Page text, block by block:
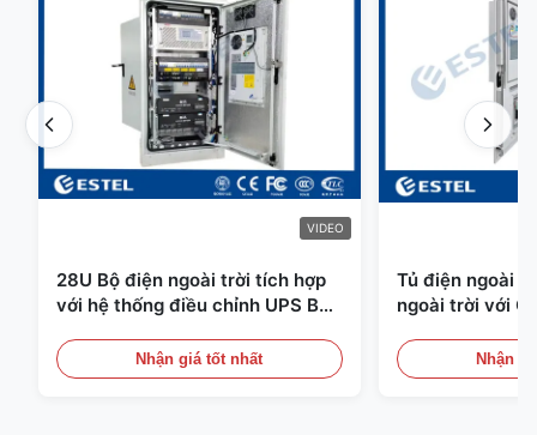
VIDEO
28U Bộ điện ngoài trời tích hợp
với hệ thống điều chỉnh UPS Bộ
Nhận giá tốt nhất
Tủ điện ngoài
ngoài trời với
Nhận